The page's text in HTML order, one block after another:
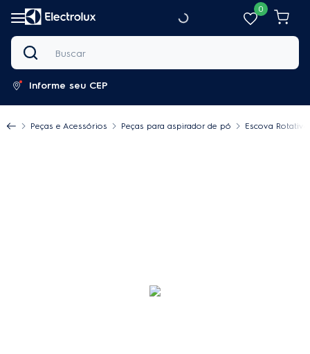
0
Buscar
Informe seu CEP
Peças e Acessórios Peças para aspirador de pó Escova